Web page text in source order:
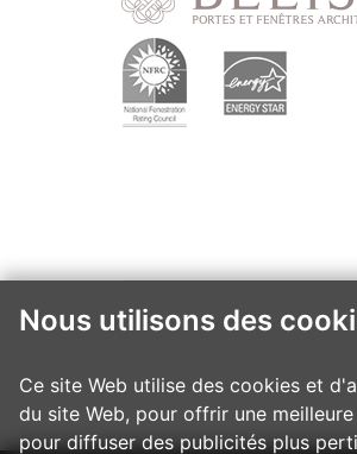
Nous utilisons des
Ce site Web utilise des cookies et
du site Web, pour offrir une
pour diffuser des publicités plus